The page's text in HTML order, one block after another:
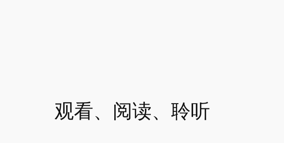
观看、阅读、聆听